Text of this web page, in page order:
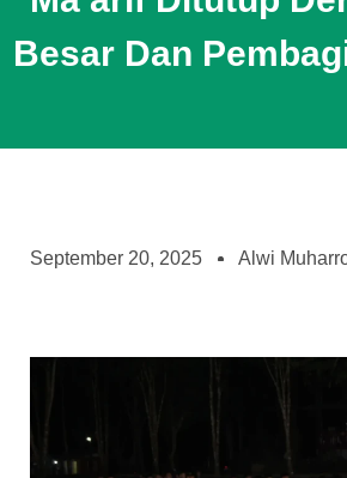
Besar Dan
September 20, 2025 Alwi